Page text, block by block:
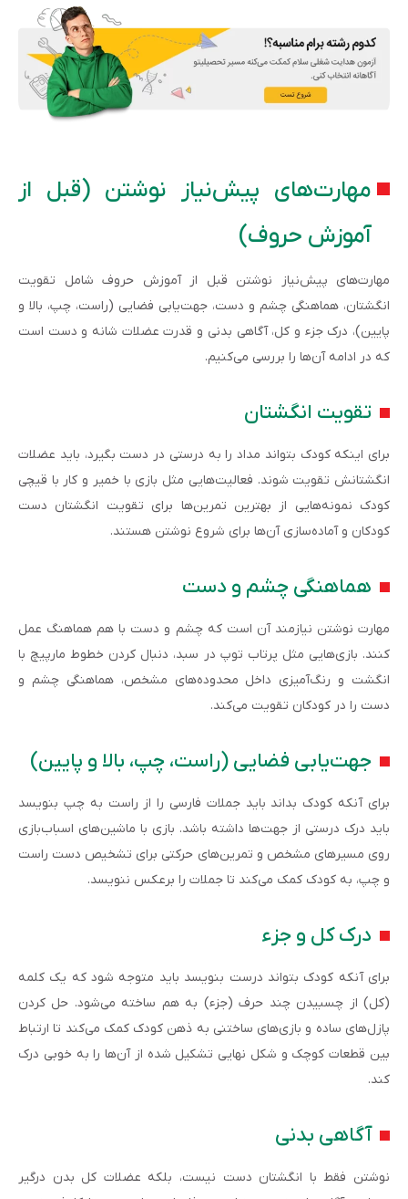
مهارت‌های پیش‌نیاز نوشتن (قبل از
آموزش حروف)
مهارت‌های پیش‌نیاز نوشتن قبل از آموزش حروف شامل تقویت
انگشتان، هماهنگی چشم و دست، جهت‌یابی فضایی (راست، چپ، بالا و
پایین)، درک جزء و کل، آگاهی بدنی و قدرت عضلات شانه و دست است
که در ادامه آن‌ها را بررسی می‌کنیم.
تقویت انگشتان
برای اینکه کودک بتواند مداد را به درستی در دست بگیرد، باید عضلات
انگشتانش تقویت شوند. فعالیت‌هایی مثل بازی با خمیر و کار با قیچی
کودک نمونه‌هایی از بهترین تمرین‌ها برای تقویت انگشتان دست
کودکان و آماده‌سازی آن‌ها برای شروع نوشتن هستند.
هماهنگی چشم و دست
مهارت نوشتن نیازمند آن است که چشم و دست با هم هماهنگ عمل
کنند. بازی‌هایی مثل پرتاب توپ در سبد، دنبال کردن خطوط مارپیچ با
انگشت و رنگ‌آمیزی داخل محدوده‌های مشخص، هماهنگی چشم و
دست را در کودکان تقویت می‌کند.
جهت‌یابی فضایی (راست، چپ، بالا و پایین)
برای آنکه کودک بداند باید جملات فارسی را از راست به چپ بنویسد
باید درک درستی از جهت‌ها داشته باشد. بازی با ماشین‌های اسباب‌بازی
روی مسیرهای مشخص و تمرین‌های حرکتی برای تشخیص دست راست
و چپ، به کودک کمک می‌کند تا جملات را برعکس ننویسد.
درک کل و جزء
برای آنکه کودک بتواند درست بنویسد باید متوجه شود که یک کلمه
(کل) از چسبیدن چند حرف (جزء) به هم ساخته می‌شود. حل کردن
پازل‌های ساده و بازی‌های ساختنی به ذهن کودک کمک می‌کند تا ارتباط
بین قطعات کوچک و شکل نهایی تشکیل شده از آن‌ها را به خوبی درک
کند.
آگاهی بدنی
نوشتن فقط با انگشتان دست نیست، بلکه عضلات کل بدن درگیر